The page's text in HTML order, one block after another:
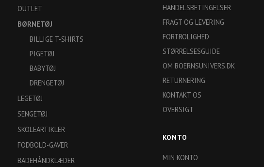
OUTLET
BØRNETØJ
BILLIGE T-SHIRTS
PIGETØJ
BABYTØJ
DRENGETØJ
LEGETØJ
SENGETØJ
SKOLEARTIKLER
FODBOLD-GAVER
BADEHÅNDKLÆDER
HANDELSBETINGELSER
FRAGT OG LEVERING
FORTROLIGHED
STØRRELSESGUIDE
OM BOERNSUNIVERS.DK
RETURNERING
KONTAKT OS
OVERSIGT
KONTO
MIN KONTO